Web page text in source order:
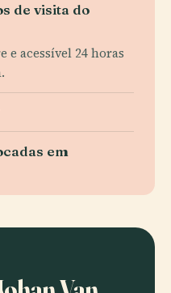
de visita do
e acessível 24 horas
em